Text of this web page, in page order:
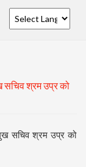
सचिव श्रम उप्र को
सचिव श्रम उप्र को